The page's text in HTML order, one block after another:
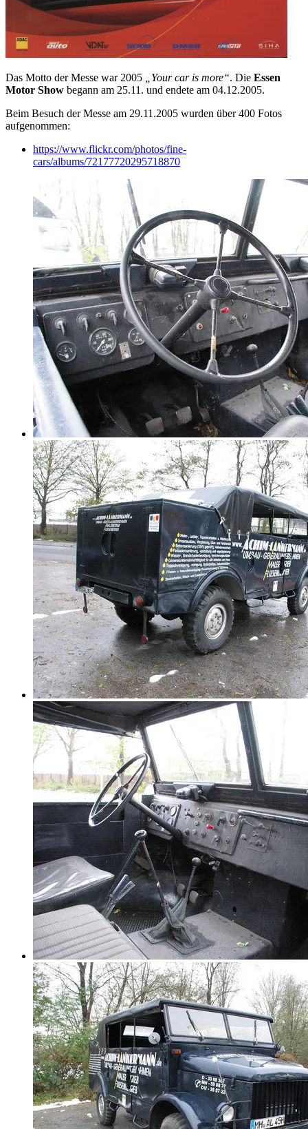
Das Motto der Messe war 2005 „Your car is more“. Die Essen
Motor Show begann am 25.11. und endete am 04.12.2005.
Beim Besuch der Messe am 29.11.2005 wurden über 400 Fotos
aufgenommen:
https://www.flickr.com/photos/fine-
cars/albums/72177720295718870